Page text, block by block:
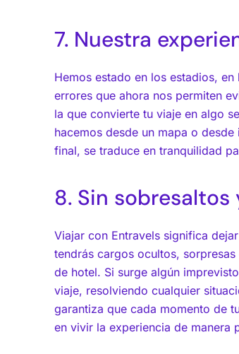
7. Nuestra
Hemos estado en los estadios,
errores que ahora nos permiten
la que convierte tu viaje en algo
hacemos desde un mapa o
final, se traduce en tranquilidad
8. Sin
Viajar con Entravels significa
tendrás cargos ocultos,
de hotel. Si surge algún
viaje, resolviendo cualquier
garantiza que cada momento de
en vivir la experiencia de manera